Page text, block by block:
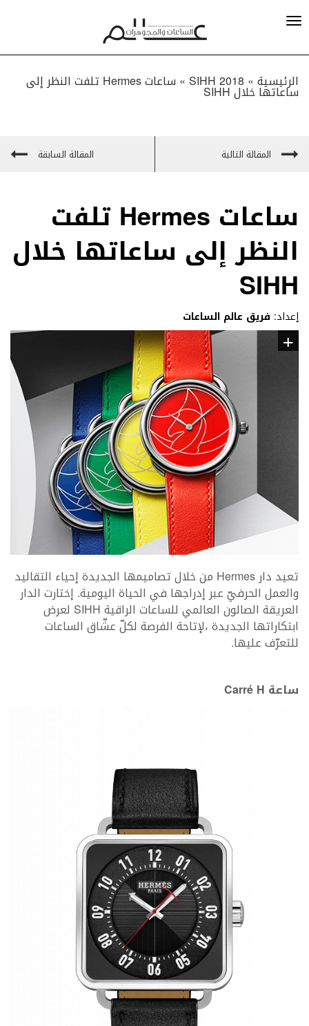
الرئيسية » SIHH 2018
» ساعات Hermes تلفت النظر إلى
ساعاتها خلال SIHH
المقالة التالية المقالة السابقة
ساعات Hermes تلفت
النظر إلى ساعاتها خلال
SIHH
إعداد: فريق عالم الساعات
تعيد دارHermes من خلال تصاميمها الجديدة إحياء التقاليد
والعمل الحرفيّ عبر إدراجها في الحياة اليومية. إختارت الدار
العريقة الصالون العالمي للساعات الراقية SIHH لعرض
ابتكاراتها الجديدة ،لإتاحة الفرصة لكلّ عشّاق الساعات
للتعرّف عليها.
ساعة Carré H